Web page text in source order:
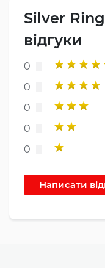
Silver
відгуки
0
0
0
0
0